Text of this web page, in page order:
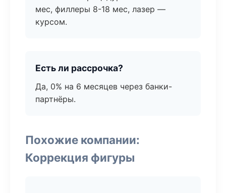
мес, филлеры 8-18 мес, лазер —
курсом.
Есть ли рассрочка?
Да, 0% на 6 месяцев через банки-
партнёры.
Похожие компании:
Коррекция фигуры